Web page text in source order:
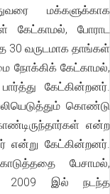
மக்களுக்காக
கேட்காமல், போராட
30 வருடமாக தாங்கள்
நோக்கிக் கேட்காமல்,
கேட்கின்றனர்.
கொண்டு
என்ற
என்று கேட்கின்றனர்.
பேசாமல்,
2009 இல் நடந்த